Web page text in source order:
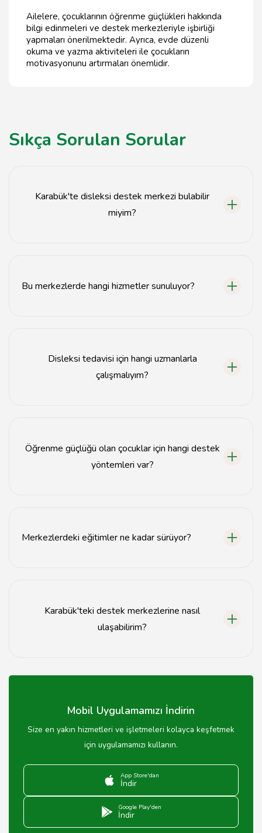
Ailelere, çocuklarının öğrenme güçlükleri hakkında
bilgi edinmeleri ve destek merkezleriyle işbirliği
yapmaları önerilmektedir. Ayrıca, evde düzenli
okuma ve yazma aktiviteleri ile çocukların
motivasyonunu artırmaları önemlidir.
Sıkça Sorulan Sorular
Karabük'te disleksi destek merkezi bulabilir
miyim?
Bu merkezlerde hangi hizmetler sunuluyor?
Disleksi tedavisi için hangi uzmanlarla
çalışmalıyım?
Öğrenme güçlüğü olan çocuklar için hangi destek
yöntemleri var?
Merkezlerdeki eğitimler ne kadar sürüyor?
Karabük'teki destek merkezlerine nasıl
ulaşabilirim?
üzerinden ulaşabilirsiniz.
Mobil Uygulamamızı İndirin
Size en yakın hizmetleri ve işletmeleri kolayca keşfetmek
için uygulamamızı kullanın.
App Store'dan
İndir
Google Play'den
İndir